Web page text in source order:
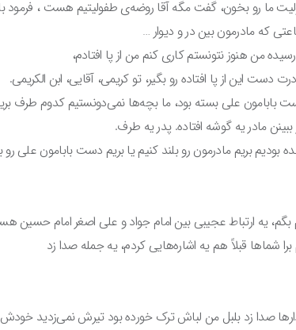
ما رو بخون، گفت مگه آقا روضه‌ی طفولیتیم هست ، فرمود
که مادرمون بین در و دیوار …
من هنوز نتونستم کاری کنم من از پا افتادم،
دست این از پا افتاده رو بگیر، تو کریمی، آقایی، ابن الکریمی.
بابامون علی بسته بود، ما بچه‌ها نمی‌دونستیم کدوم طرف
مادر یه گوشه افتاده. پدر یه طرف.
بریم مادرمون رو بلند کنیم یا بریم دست بابامون علی رو
یه ارتباط عجیبی بین امام جواد و علی اصغر امام حسین
شماها قبلاً هم یه اشاره‌هایی کردم، یه جمله صدا زد
صدا زد بلبل من لباش ترک خورده بود تیرش نمی‌زدید خودش